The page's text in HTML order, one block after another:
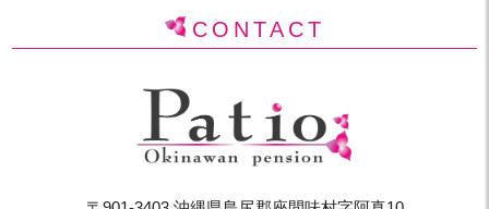
CONTACT